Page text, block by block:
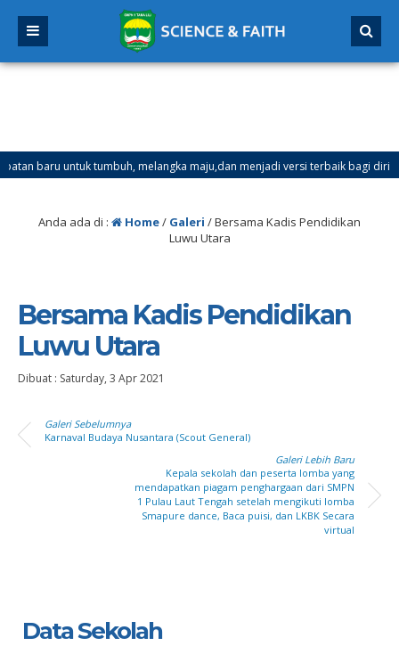
baru untuk tumbuh, melangka maju,dan menjadi versi terbaik bagi dirimu.
Ganjil Mulai Tanggal 21 Desember 2025 sd Tanggal 4 Januari 2026
Anda ada di : Home/ Galeri /Bersama Kadis Pendidikan
Luwu Utara
Bersama Kadis Pendidikan
Luwu Utara
Dibuat : Saturday, 3 Apr 2021
Galeri Sebelumnya
Karnaval Budaya Nusantara (Scout General)
Galeri Lebih Baru
Kepala sekolah dan peserta lomba yang
mendapatkan piagam penghargaan dari SMPN
1 Pulau Laut Tengah setelah mengikuti lomba
Smapure dance, Baca puisi, dan LKBK Secara
virtual
Data Sekolah